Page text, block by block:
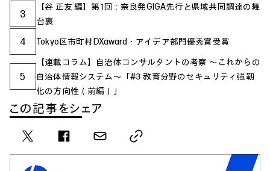
3
【谷 正友 編】第1回：奈良発GIGA先行と県域共同調達の舞
台裏
4 Tokyo区市町村DXaward・アイデア部門優秀賞受賞
5
【連載コラム】自治体コンサルタントの考察 ～これからの
自治体情報システム～「#3 教育分野のセキュリティ強靭
化の方向性（前編）」
この記事をシェア